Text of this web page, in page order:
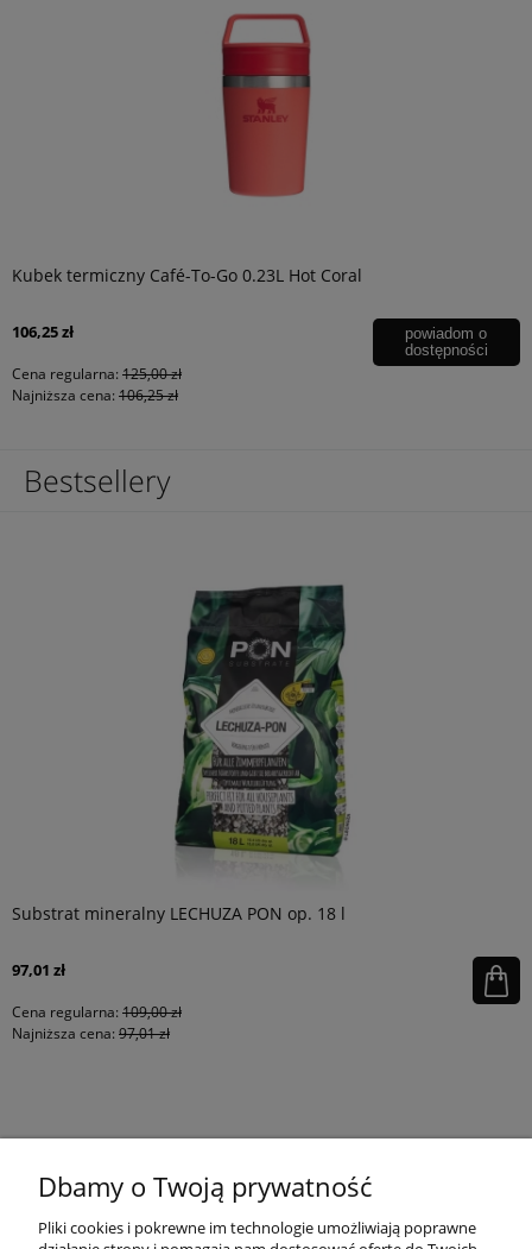
Kubek termiczny Café-To-Go 0.23L Hot Coral
106,25 zł
Cena regularna: 125,00 zł
Najniższa cena: 106,25 zł
powiadom o
dostępności
Bestsellery
Substrat mineralny LECHUZA PON op. 18 l
97,01 zł
Cena regularna: 109,00 zł
Najniższa cena: 97,01 zł
MOJE KONTO
Dbamy o Twoją prywatność
Pliki cookies i pokrewne im technologie umożliwiają poprawne